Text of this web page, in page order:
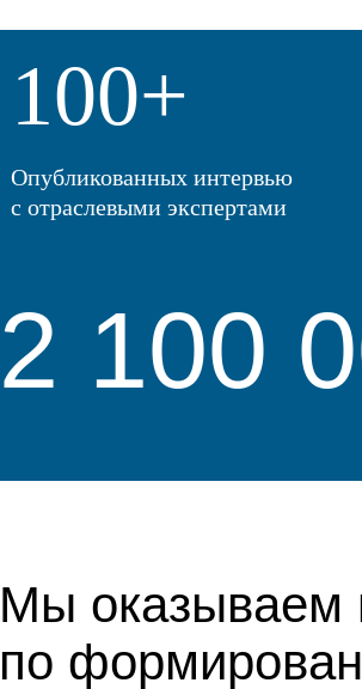
100+
Опубликованных интервью
с отраслевыми экспертами
2 100
Мы оказываем
по